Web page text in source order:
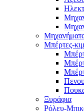
Μπέρτες-
Ξυράφια
Ρόλευ-